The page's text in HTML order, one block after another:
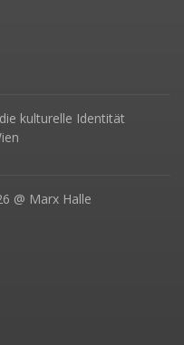
kulturelle Identität
@ Marx Halle